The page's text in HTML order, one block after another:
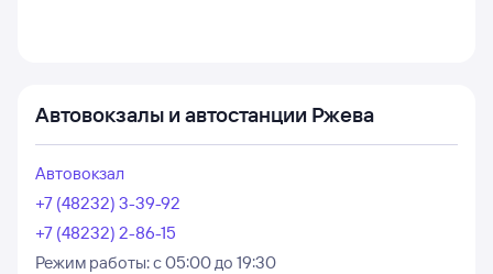
Автовокзалы и автостанции Ржева
Автовокзал
+7 (48232) 3-39-92
+7 (48232) 2-86-15
Режим работы:с 05:00 до 19:30